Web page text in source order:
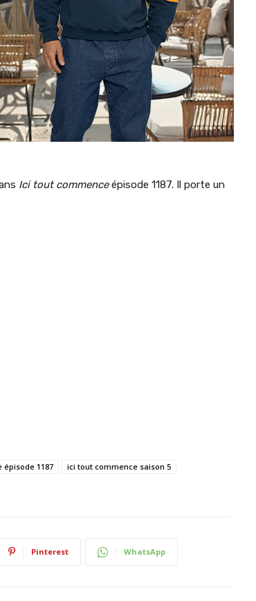
Ici tout commenceépisode 1187. Il porte un
1187
ici tout commence saison 5
Pinterest WhatsApp